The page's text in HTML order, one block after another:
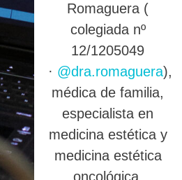
Romaguera (
colegiada nº
12/1205049
· @dra.romaguera),
médica de familia,
especialista en
medicina estética y
medicina estética
oncológica.